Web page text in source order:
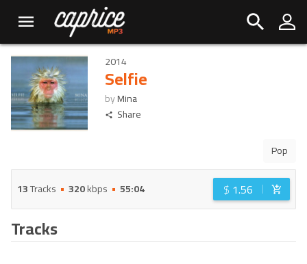
2014
Selfie
byMina
Share
Pop
13Tracks 320kbps 55:04 $ 1.56
Tracks